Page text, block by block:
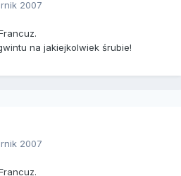
2007
na jakiejkolwiek śrubie!
2007